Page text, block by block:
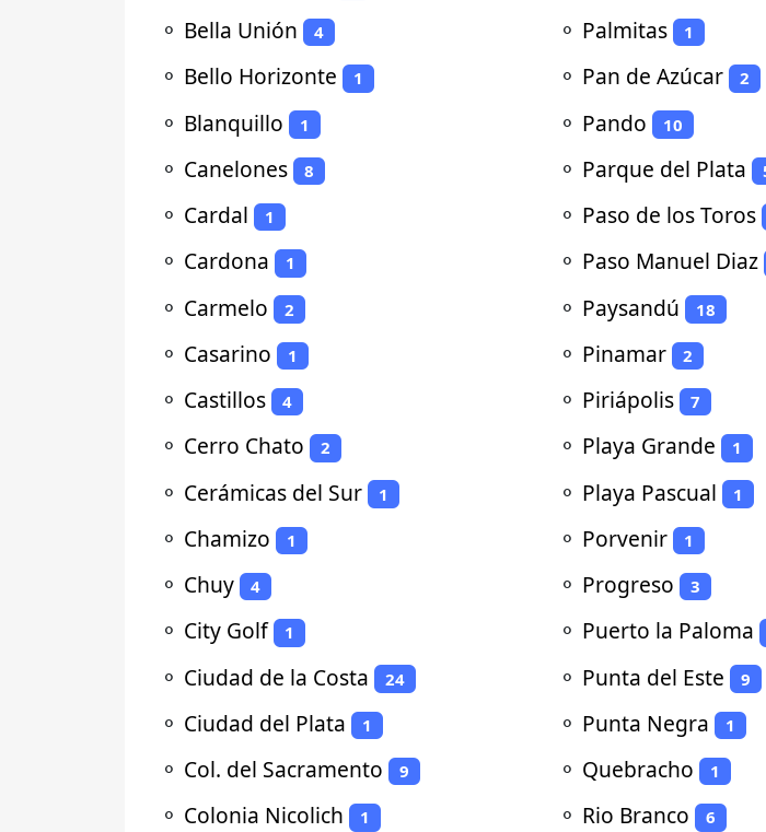
⚬ Bella Unión 4
⚬ Bello Horizonte 1
⚬ Blanquillo 1
⚬ Canelones 8
⚬ Cardal 1
⚬ Cardona 1
⚬ Carmelo 2
⚬ Casarino 1
⚬ Castillos 4
⚬ Cerro Chato 2
⚬ Cerámicas del Sur 1
⚬ Chamizo 1
⚬ Chuy 4
⚬ City Golf 1
⚬ Ciudad de la Costa 24
⚬ Ciudad del Plata 1
⚬ Col. del Sacramento 9
⚬ Colonia Nicolich 1
⚬ Palmitas 1
⚬ Pan de Azúcar 2
⚬ Pando 10
⚬ Parque del Plata
⚬ Paso de los Toros
⚬ Paso Manuel Diaz
⚬ Paysandú 18
⚬ Pinamar 2
⚬ Piriápolis 7
⚬ Playa Grande 1
⚬ Playa Pascual 1
⚬ Porvenir 1
⚬ Progreso 3
⚬ Puerto la Paloma
⚬ Punta del Este 9
⚬ Punta Negra 1
⚬ Quebracho 1
⚬ Rio Branco 6